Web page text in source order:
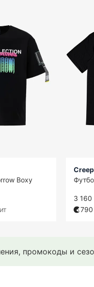
Boxy
3 160
промокоды и